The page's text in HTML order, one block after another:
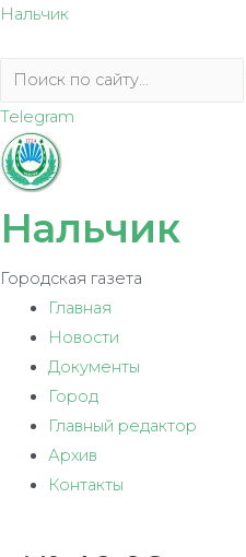
Перейти
содержимому
Нальчик
Telegram
Нальчик
Городская газета
Главная
Новости
Документы
Город
Главный редактор
Архив
Контакты